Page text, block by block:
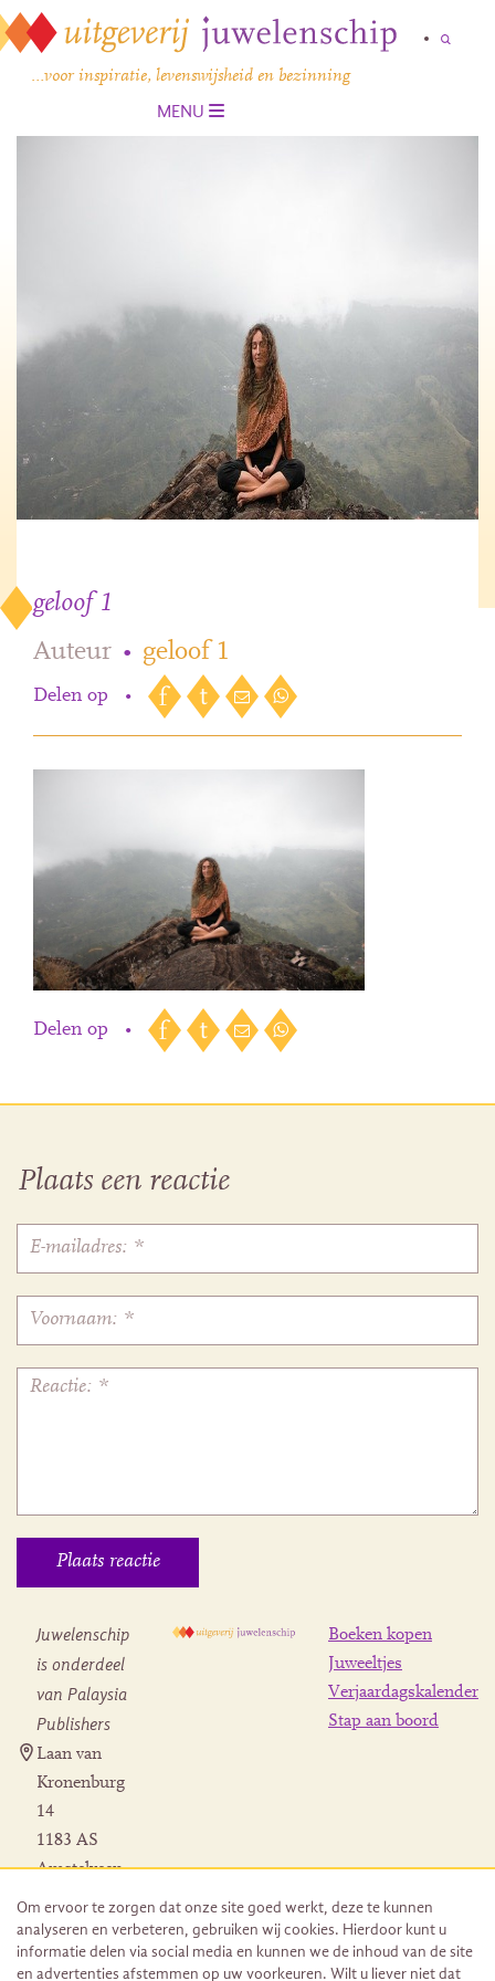
…voor inspiratie, levenswijsheid en bezinning
MENU
geloof 1
Auteur • geloof 1
Delen op •
Delen op •
Plaats een reactie
Juwelenschip
is onderdeel
van Palaysia
Publishers
Laan van
Kronenburg
14
1183 AS
Amstelveen
Herroeping
bestelling
Boeken kopen
Juweeltjes
Verjaardagskalender
Stap aan boord
Om ervoor te zorgen dat onze site goed werkt, deze te kunnen
analyseren en verbeteren, gebruiken wij cookies. Hierdoor kunt u
informatie delen via social media en kunnen we de inhoud van de site
en advertenties afstemmen op uw voorkeuren. Wilt u liever niet dat